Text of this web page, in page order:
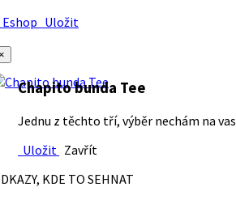
Uložit
Chapito bunda Tee
Jednu z těchto tří, výběr nechám na vas
Uložit Zavřít
KDE TO SEHNAT